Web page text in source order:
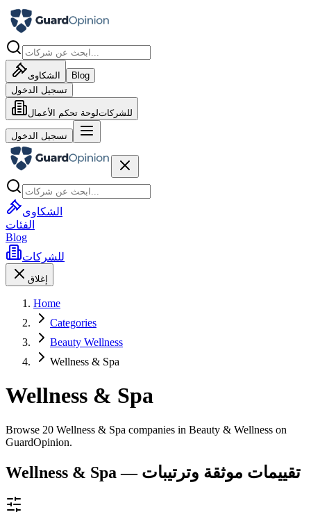
الشكاوى
Blog
تسجيل الدخول
للشركاتلوحة تحكم الأعمال
تسجيل الدخول
الشكاوى
الفئات
Blog
للشركات
إغلاق
Home
Categories
Beauty Wellness
Wellness & Spa
Wellness & Spa
Browse 20 Wellness & Spa companies in Beauty & Wellness on
GuardOpinion.
Wellness & Spa — تقييمات موثقة وترتيبات